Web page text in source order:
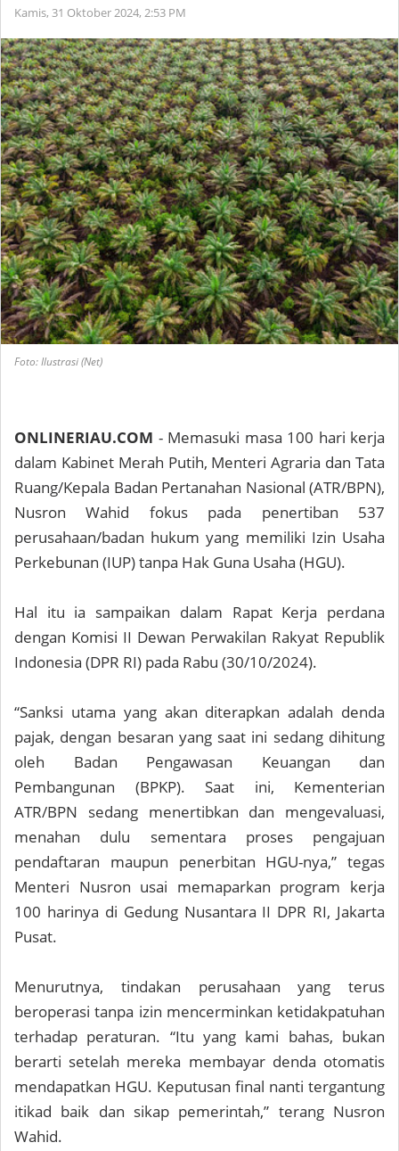
Kamis, 31 Oktober 2024, 2:53 PM
Foto: Ilustrasi (Net)
ONLINERIAU.COM - Memasuki masa 100 hari kerja
dalam Kabinet Merah Putih, Menteri Agraria dan Tata
Ruang/Kepala Badan Pertanahan Nasional (ATR/BPN),
Nusron Wahid fokus pada penertiban 537
perusahaan/badan hukum yang memiliki Izin Usaha
Perkebunan (IUP) tanpa Hak Guna Usaha (HGU).
Hal itu ia sampaikan dalam Rapat Kerja perdana
dengan Komisi II Dewan Perwakilan Rakyat Republik
Indonesia (DPR RI) pada Rabu (30/10/2024).
“Sanksi utama yang akan diterapkan adalah denda
pajak, dengan besaran yang saat ini sedang dihitung
oleh Badan Pengawasan Keuangan dan
Pembangunan (BPKP). Saat ini, Kementerian
ATR/BPN sedang menertibkan dan mengevaluasi,
menahan dulu sementara proses pengajuan
pendaftaran maupun penerbitan HGU-nya,” tegas
Menteri Nusron usai memaparkan program kerja
100 harinya di Gedung Nusantara II DPR RI, Jakarta
Pusat.
Menurutnya, tindakan perusahaan yang terus
beroperasi tanpa izin mencerminkan ketidakpatuhan
terhadap peraturan. “Itu yang kami bahas, bukan
berarti setelah mereka membayar denda otomatis
mendapatkan HGU. Keputusan final nanti tergantung
itikad baik dan sikap pemerintah,” terang Nusron
Wahid.